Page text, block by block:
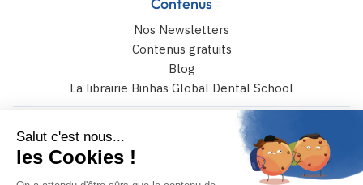
Nos Newsletters
Contenus gratuits
Blog
La librairie Binhas Global Dental School
6 rue Catulle Mendès 75017 paris
+33 (0)4 42 108 108
JE PRENDS RENDEZ-VOUS